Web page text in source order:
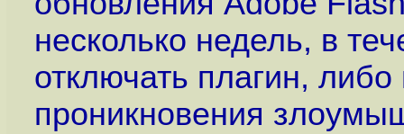
несколько недель, в
отключать плагин,
проникновения